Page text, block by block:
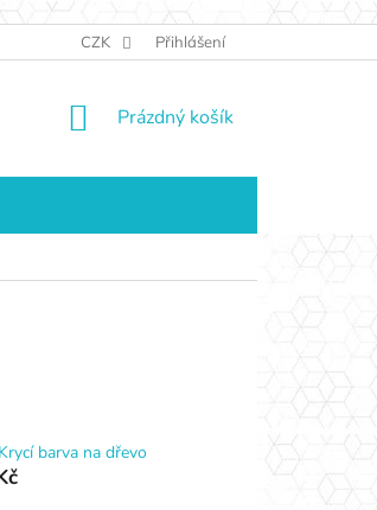
KONTAKTY KDO JSME?
CZK Přihlášení
NÁKUPNÍ
Prázdný košík
barva na dřevo